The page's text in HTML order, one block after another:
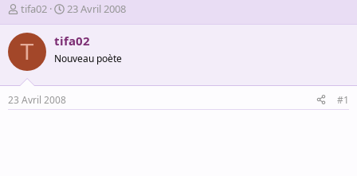
A
u
t
r
d
e
tifa02
D
a
t
d
é
23 Avril 2008
T tifa02
Nouveau poète
23 Avril 2008 #1